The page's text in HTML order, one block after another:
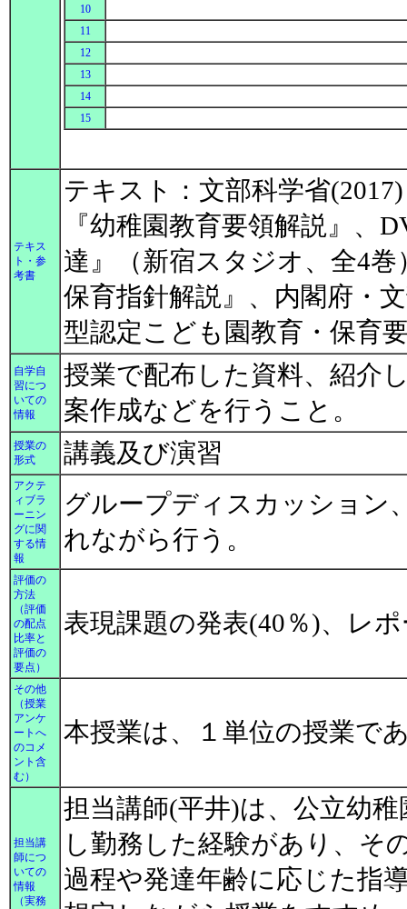
10
11
12
13
14
15
テキス
ト・参
考書
テキスト：文部科学省
『幼稚園教育要領解説』、
達』（新宿スタジオ、全4
保育指針解説』、内閣府・
型認定こども園教育・保育
自学自
習につ
いての
情報
授業で配布した資料、紹介
案作成などを行うこと。
授業の
形式
講義及び演習
アクテ
ィブラ
ーニン
グに関
する情
報
グループディスカッション
れながら行う。
評価の
方法
（評価
の配点
比率と
評価の
要点）
表現課題の発表(40％)、レ
その他
（授業
アンケ
ートへ
のコメ
ント含
む）
本授業は、１単位の授業で
担当講
師につ
いての
情報
（実務
担当講師(平井)は、公立幼
し勤務した経験があり、そ
過程や発達年齢に応じた指